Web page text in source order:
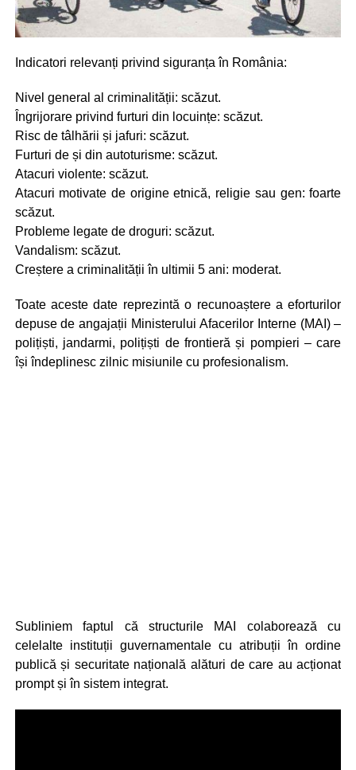
Indicatori relevanți privind siguranța în România:
Nivel general al criminalității: scăzut.
Îngrijorare privind furturi din locuințe: scăzut.
Risc de tâlhării și jafuri: scăzut.
Furturi de și din autoturisme: scăzut.
Atacuri violente: scăzut.
Atacuri motivate de origine etnică, religie sau gen: foarte
scăzut.
Probleme legate de droguri: scăzut.
Vandalism: scăzut.
Creștere a criminalității în ultimii 5 ani: moderat.
Toate aceste date reprezintă o recunoaștere a eforturilor
depuse de angajații Ministerului Afacerilor Interne (MAI) –
polițiști, jandarmi, polițiști de frontieră și pompieri – care
își îndeplinesc zilnic misiunile cu profesionalism.
Subliniem faptul că structurile MAI colaborează cu
celelalte instituții guvernamentale cu atribuții în ordine
publică și securitate națională alături de care au acționat
prompt și în sistem integrat.